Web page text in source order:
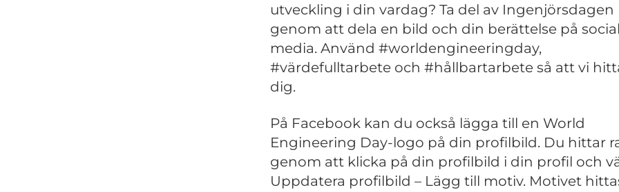
utveckling i din vardag? Ta del av Ingenjörsdagen
genom att dela en bild och din berättelse på
media. Använd #worldengineeringday,
#värdefulltarbete och #hållbartarbete så att vi
dig.
På Facebook kan du också lägga till en World
Engineering Day-logo på din profilbild. Du hittar
genom att klicka på din profilbild i din profil och
Uppdatera profilbild – Lägg till motiv. Motivet